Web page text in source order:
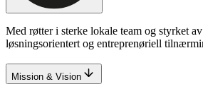
Med røtter i sterke lokale team og styrket
løsningsorientert og entreprenøriell
Mission & Vision